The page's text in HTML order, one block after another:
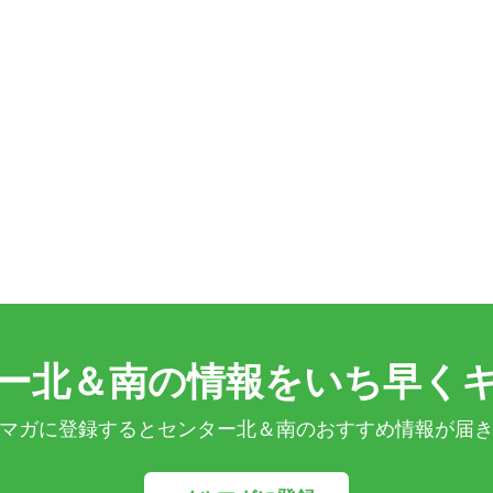
北＆南の情報をいち早く
ガに登録するとセンター北＆南のおすすめ情報が届